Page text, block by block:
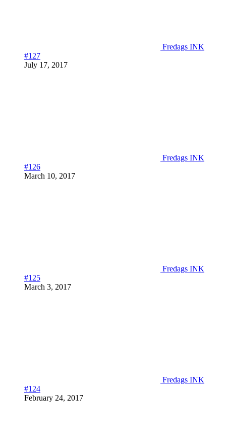
Fredags INK
#127
July 17, 2017
Fredags INK
#126
March 10, 2017
Fredags INK
#125
March 3, 2017
Fredags INK
#124
February 24, 2017